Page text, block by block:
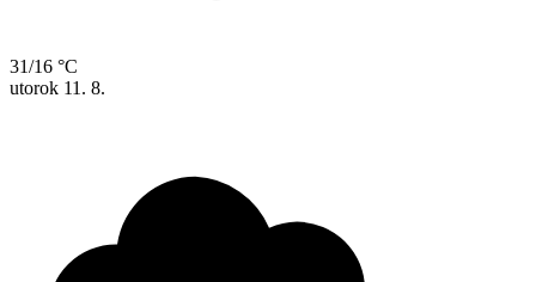
31/16 °C
utorok 11. 8.